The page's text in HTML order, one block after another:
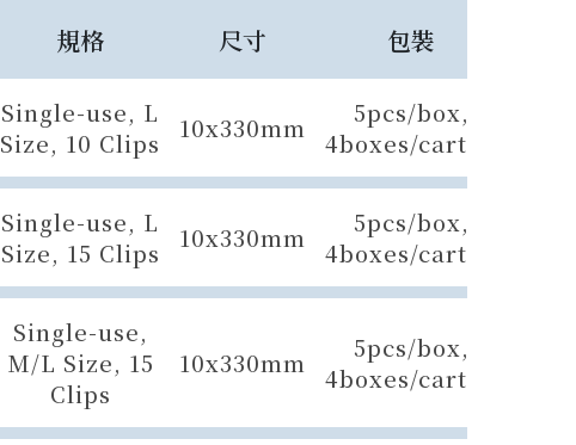
規格 尺寸 包裝
Single-use, L
Size, 10 Clips
10x330mm
5pcs/box,
4boxes/carton
Single-use, L
Size, 15 Clips
10x330mm
5pcs/box,
4boxes/carton
Single-use,
M/L Size, 15
Clips
10x330mm
5pcs/box,
4boxes/carton